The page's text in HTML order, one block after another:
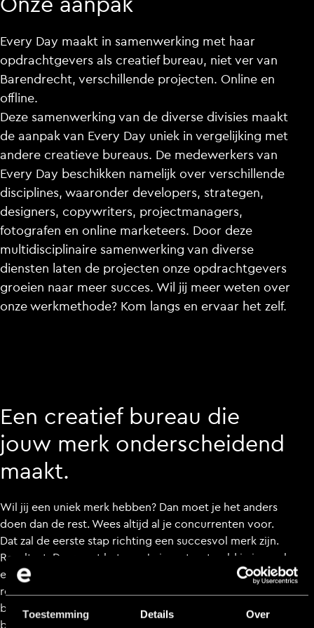
Toestemming Details Over
Every Day maakt in samenwerking met haar
opdrachtgevers als creatief bureau, niet ver van
Barendrecht, verschillende projecten. Online en
offline.
Deze samenwerking van de diverse divisies maakt
de aanpak van Every Day uniek in vergelijking met
andere creatieve bureaus. De medewerkers van
Every Day beschikken namelijk over verschillende
disciplines, waaronder developers, strategen,
designers, copywriters, projectmanagers,
fotografen en online marketeers. Door deze
multidisciplinaire samenwerking van diverse
diensten laten de projecten onze opdrachtgevers
groeien naar meer succes. Wil jij meer weten over
onze werkmethode? Kom langs en ervaar het zelf.
Een creatief bureau die
jouw merk onderscheidend
maakt.
Wil jij een uniek merk hebben? Dan moet je het anders
doen dan de rest. Wees altijd al je concurrenten voor.
Dat zal de eerste stap richting een succesvol merk zijn.
Resultaat. Daar gaat het om. Je investeert geld in je merk
en je wil hier resultaat voor terug zien. Dat is dan ook de
reden waarom we tijdens de intake een creatieve
brainstormsessie doen, om al jouw ambities in kaart te
brengen. Want, creatieve ideeën vormen de basis.